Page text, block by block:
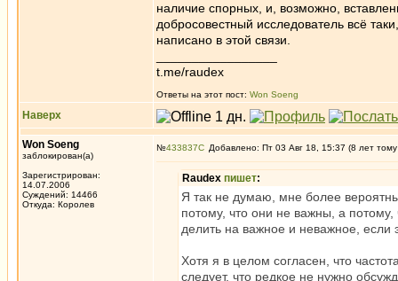
наличие спорных, и, возможно,
добросовестный исследователь всё
написано в этой связи.
t.me/raudex
Ответы на этот пост: Won Soeng
Наверх
Won Soeng
заблокирован(а)
Зарегистрирован:
14.07.2006
Суждений: 14466
Откуда: Королев
№433837 Добавлено: Пт 03 Авг 18, 15:37 (8 лет
Raudex пишет:
Я так не думаю, мне более
потому, что они не важны, а
делить на важное и неважное,
Хотя я в целом согласен, что
следует, что редкое не нужно